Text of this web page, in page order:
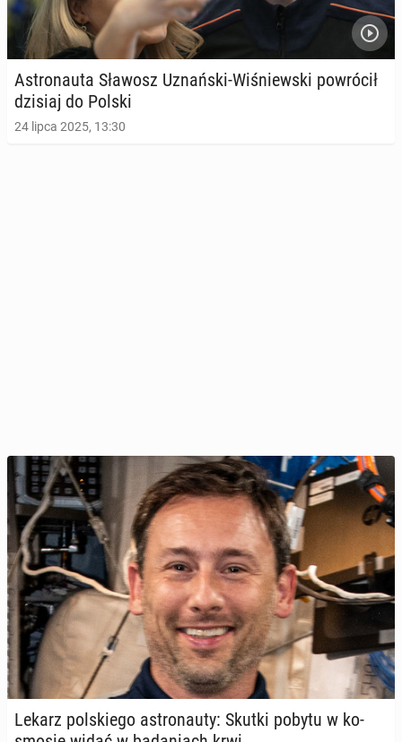
Astro­nau­ta Sławosz Uznań­ski-Wi­śniew­ski po­wró­cił
dzisiaj do Polski
24 lipca 2025, 13:30
Lekarz pol­skie­go astro­nau­ty: Skutki pobytu w ko­